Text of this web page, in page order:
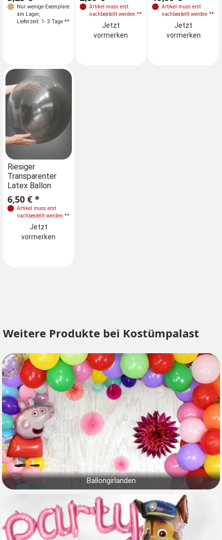
Nur wenige Exemplare
am Lager,
Lieferzeit: 1- 3 Tage **
Artikel muss erst
nachbestellt werden **
Jetzt
vormerken
Artikel muss erst
nachbestellt werden **
Jetzt
vormerken
Riesiger
Transparenter
Latex Ballon
6,50 € *
Artikel muss erst
nachbestellt werden **
Jetzt
vormerken
Weitere Produkte bei Kostümpalast
Ballongirlanden